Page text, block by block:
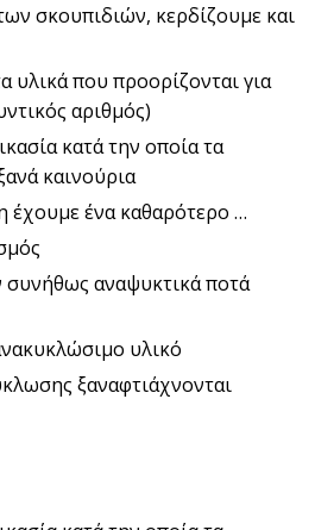
σκουπιδιών, κερδίζουμε και
υλικά που προορίζονται για
αριθμός)
κατά την οποία τα
καινούρια
ένα καθαρότερο …
συνήθως αναψυκτικά ποτά
υλικό
ξαναφτιάχνονται